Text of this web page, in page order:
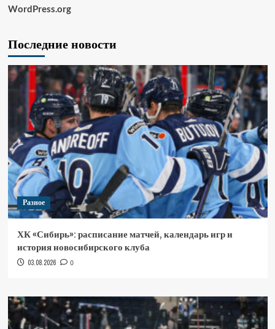
WordPress.org
Последние новости
Разное
ХК «Сибирь»: расписание матчей, календарь игр и
история новосибирского клуба
03.08.2026 0